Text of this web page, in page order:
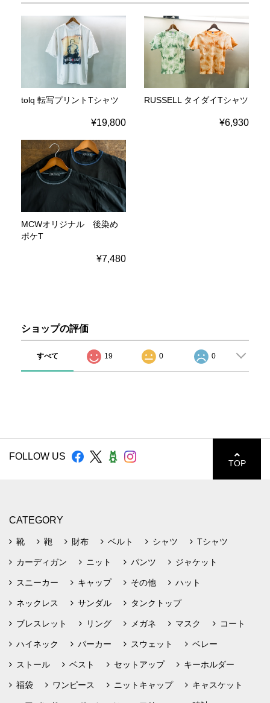
tolq 転写プリントTシャツ
¥19,800
RUSSELL タイダイTシャツ
¥6,930
MCWオリジナル 後染め
ポケT
¥7,480
ショップの評価
すべて 19 0 0
FOLLOW US
TOP
CATEGORY
靴 鞄 財布 ベルト シャツ Tシャツ
カーディガン ニット パンツ ジャケット
スニーカー キャップ その他 ハット
ネックレス サンダル タンクトップ
ブレスレット リング メガネ マスク コート
ハイネック パーカー スウェット ベレー
ストール ベスト セットアップ キーホルダー
福袋 ワンピース ニットキャップ キャスケット